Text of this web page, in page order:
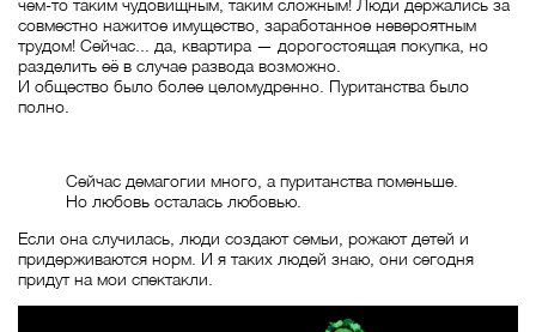
совместно нажитое имущество, заработанное невероятным
трудом! Сейчас... да, квартира — дорогостоящая покупка, но
разделить её в случае развода возможно.
И общество было более целомудренно. Пуританства было
полно.
Сейчас демагогии много, а пуританства поменьше.
Но любовь осталась любовью.
Если она случилась, люди создают семьи, рожают детей и
придерживаются норм. И я таких людей знаю, они сегодня
придут на мои спектакли.